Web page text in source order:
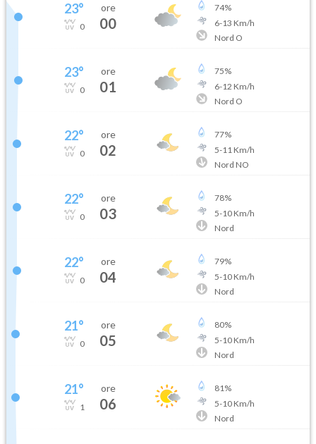
23°
0
ore
00
74%
6-13 Km/h
Nord O
23°
0
ore
01
75%
6-12 Km/h
Nord O
22°
0
ore
02
77%
5-11 Km/h
Nord NO
22°
0
ore
03
78%
5-10Km/h
Nord
22°
0
ore
04
79%
5-10Km/h
Nord
21°
0
ore
05
80%
5-10Km/h
Nord
21°
1
ore
06
81%
5-10Km/h
Nord